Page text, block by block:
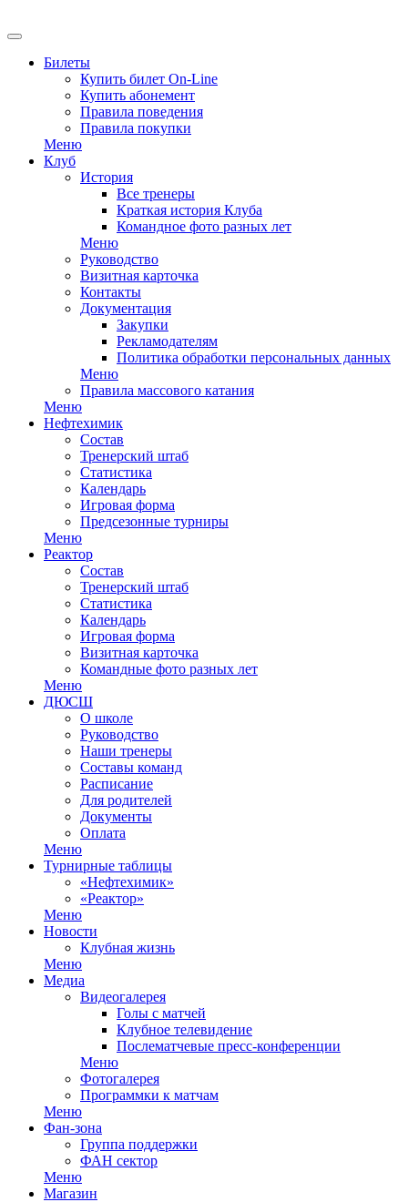
Билеты
Купить билет On-Line
Купить абонемент
Правила поведения
Правила покупки
Меню
Клуб
История
Все тренеры
Краткая история Клуба
Командное фото разных лет
Меню
Руководство
Визитная карточка
Контакты
Документация
Закупки
Рекламодателям
Политика обработки персональных данных
Меню
Правила массового катания
Меню
Нефтехимик
Состав
Тренерский штаб
Статистика
Календарь
Игровая форма
Предсезонные турниры
Меню
Реактор
Состав
Тренерский штаб
Статистика
Календарь
Игровая форма
Визитная карточка
Командные фото разных лет
Меню
ДЮСШ
О школе
Руководство
Наши тренеры
Составы команд
Расписание
Для родителей
Документы
Оплата
Меню
Турнирные таблицы
«Нефтехимик»
«Реактор»
Меню
Новости
Клубная жизнь
Меню
Медиа
Видеогалерея
Голы с матчей
Клубное телевидение
Послематчевые пресс-конференции
Меню
Фотогалерея
Программки к матчам
Меню
Фан-зона
Группа поддержки
ФАН сектор
Меню
Магазин